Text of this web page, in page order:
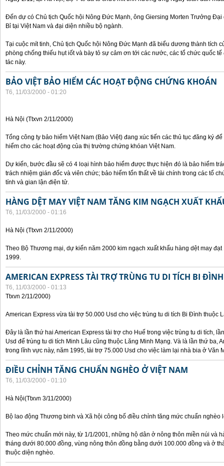
Đến dự có Chủ tịch Quốc hội Nông Đức Mạnh, ông Giersing Morten Trưởng
Bỉ tại Việt Nam và đại diện nhiều bộ ngành.
Tại cuộc mít tinh, Chủ tịch Quốc hội Nông Đức Mạnh đã biểu dương thành tích
phòng chống thiếu hụt iốt và bày tỏ sự cảm ơn tới các nước, các tổ chức quốc
tác này.
BẢO VIỆT BẢO HIỂM CÁC HOẠT ĐỘNG CHỨNG KHOÁN
T6, 11/03/2000 - 01:20
Hà Nội (Ttxvn 2/11/2000)
Tổng công ty bảo hiểm Việt Nam (Bảo Việt) đang xúc tiến các thủ tục đăng ký
hiểm cho các hoạt động của thị trường chứng khóan Việt Nam.
Dự kiến, bước đầu sẽ có 4 loại hình bảo hiểm được thực hiện đó là bảo hiểm
trách nhiệm gián đốc và viên chức; bảo hiểm tổn thất về tài chính trong các tổ
tính và gian lận điện tử.
HÀNG DỆT MAY VIỆT NAM TĂNG KIM NGẠCH XUẤT
T6, 11/03/2000 - 01:16
Hà Nội (Ttxvn 2/11/2000)
Theo Bộ Thương mại, dự kiến năm 2000 kim ngạch xuất khẩu hàng dệt may
1999.
AMERICAN EXPRESS TÀI TRỢ TRÙNG TU DI TÍCH BI ĐÌNH
T6, 11/03/2000 - 01:13
Ttxvn 2/11/2000)
American Express vừa tài trợ 50.000 Usd cho việc trùng tu di tích Bi Đình thuộc
Đây là lần thứ hai American Express tài trợ cho Huế trong việc trùng tu di tích,
Usd để trùng tu di tích Minh Lâu cũng thuộc Lăng Minh Mạng. Và là lần thứ ba,
trong lĩnh vực này, năm 1995, tài trợ 75.000 Usd cho việc làm lại nhà bia ở Văn
ĐIỀU CHỈNH TĂNG CHUẨN NGHÈO Ở VIỆT NAM
T6, 11/03/2000 - 01:10
Hà Nội(Ttxvn 3/11/2000)
Bộ lao động Thương binh và Xã hội công bố điều chỉnh tăng mức chuẩn nghèo
Theo mức chuẩn mới này, từ 1/1/2001, những hộ dân ở nông thôn miền núi và
tháng dưới 80.000 đồng, vùng nông thôn đồng bằng dưới 100.000 đồng và ở
thuộc diện nghèo.